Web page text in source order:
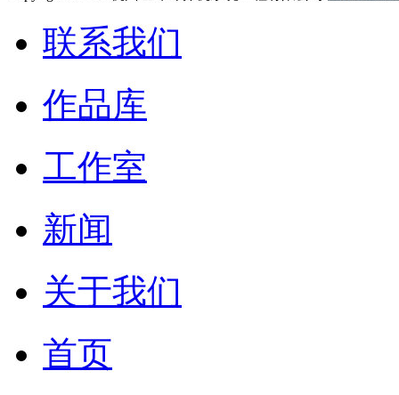
联系我们
作品库
工作室
新闻
关于我们
首页